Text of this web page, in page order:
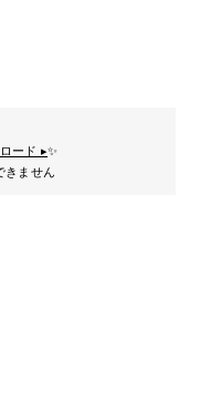
ード ▸✨
きません